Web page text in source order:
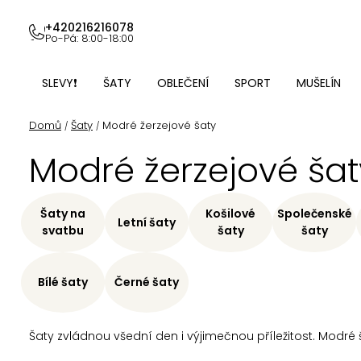
obsah
+420216216078
Po-Pá: 8:00-18:00
SLEVY❗ ŠATY OBLEČENÍ SPORT MUŠELÍN
Domů / Šaty / Modré žerzejové šaty
Modré žerzejové
Šaty zvládnou všední den i výjimečnou příležitost.
Šaty na
svatbu
Letní šaty
Košilové
šaty
Společenské
šaty
Bílé šaty Černé šaty